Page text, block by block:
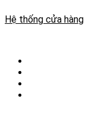
Hệ thống cửa hàng